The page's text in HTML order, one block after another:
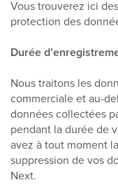
Vous trouverez ici
protection des
Durée
Nous traitons les
commerciale et au-
données collectées
pendant la durée de
avez à tout moment
suppression de vos
Next.